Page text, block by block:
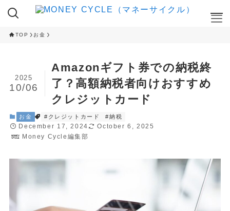
NISA
iDeCo
RANKING
クレカ積立ランキング
NISA 投資信託ランキング
ネット証券 新規口座開設キャンペーン
TOP お金
Amazonギフト券での納税終
了？高額納税者向けおすすめ
クレジットカード
2025
10/06
お金 #クレジットカード #納税
December 17, 2024
October 6, 2025
Money Cycle編集部